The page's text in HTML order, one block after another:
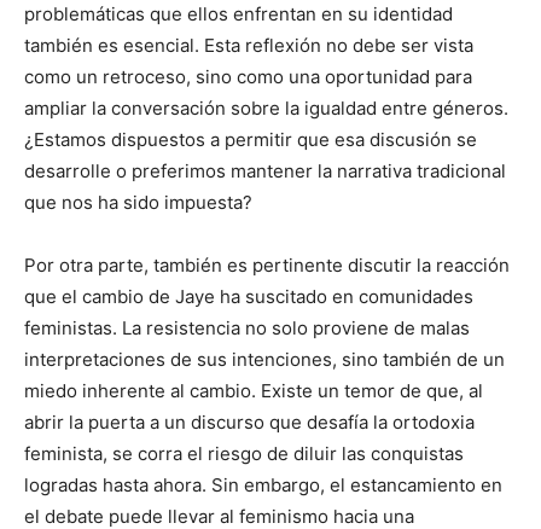
problemáticas que ellos enfrentan en su identidad
también es esencial. Esta reflexión no debe ser vista
como un retroceso, sino como una oportunidad para
ampliar la conversación sobre la igualdad entre géneros.
¿Estamos dispuestos a permitir que esa discusión se
desarrolle o preferimos mantener la narrativa tradicional
que nos ha sido impuesta?
Por otra parte, también es pertinente discutir la reacción
que el cambio de Jaye ha suscitado en comunidades
feministas. La resistencia no solo proviene de malas
interpretaciones de sus intenciones, sino también de un
miedo inherente al cambio. Existe un temor de que, al
abrir la puerta a un discurso que desafía la ortodoxia
feminista, se corra el riesgo de diluir las conquistas
logradas hasta ahora. Sin embargo, el estancamiento en
el debate puede llevar al feminismo hacia una